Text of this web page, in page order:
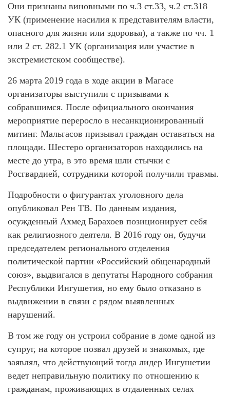
Они признаны виновными по ч.3 ст.33, ч.2 ст.318
УК (применение насилия к представителям власти,
опасного для жизни или здоровья), а также по чч. 1
или 2 ст. 282.1 УК (организация или участие в
экстремистском сообществе).
26 марта 2019 года в ходе акции в Магасе
организаторы выступили с призывами к
собравшимся. После официального окончания
мероприятие переросло в несанкционированный
митинг. Мальгасов призывал граждан оставаться на
площади. Шестеро организаторов находились на
месте до утра, в это время шли стычки с
Росгвардией, сотрудники которой получили травмы.
Подробности о фигурантах уголовного дела
опубликовал Рен ТВ. По данным издания,
осужденный Ахмед Барахоев позиционирует себя
как религиозного деятеля. В 2016 году он, будучи
председателем регионального отделения
политической партии «Российский общенародный
союз», выдвигался в депутаты Народного собрания
Республики Ингушетия, но ему было отказано в
выдвижении в связи с рядом выявленных
нарушений.
В том же году он устроил собрание в доме одной из
супруг, на которое позвал друзей и знакомых, где
заявлял, что действующий тогда лидер Ингушетии
ведет неправильную политику по отношению к
гражданам, проживающих в отдаленных селах